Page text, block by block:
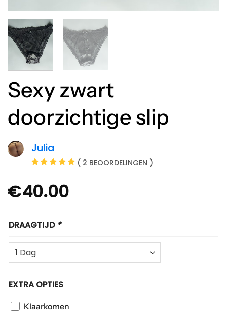
Sexy zwart
doorzichtige slip
Julia
( 2 BEOORDELINGEN )
€40.00
DRAAGTIJD *
EXTRA OPTIES
Klaarkomen